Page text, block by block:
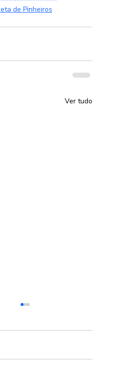
de Pinheiros
Ver tudo